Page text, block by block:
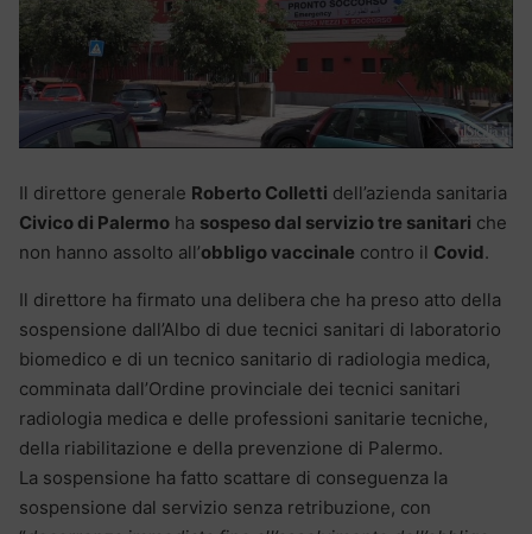
Il direttore generale Roberto Colletti dell’azienda sanitaria
Civico di Palermo ha sospeso dal servizio tre sanitari che
non hanno assolto all’obbligo vaccinale contro il Covid.
Il direttore ha firmato una delibera che ha preso atto della
sospensione dall’Albo di due tecnici sanitari di laboratorio
biomedico e di un tecnico sanitario di radiologia medica,
comminata dall’Ordine provinciale dei tecnici sanitari
radiologia medica e delle professioni sanitarie tecniche,
della riabilitazione e della prevenzione di Palermo.
La sospensione ha fatto scattare di conseguenza la
sospensione dal servizio senza retribuzione, con